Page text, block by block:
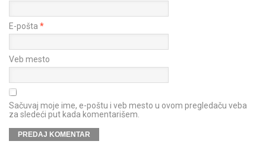
E-pošta *
Veb mesto
Sačuvaj moje ime, e-poštu i veb mesto u ovom pregledaču veba
za sledeći put kada komentarišem.